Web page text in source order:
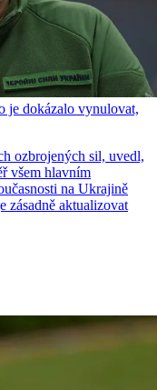
je dokázalo vynulovat,
ozbrojených sil, uvedl,
všem hlavním
na Ukrajině
zásadně aktualizovat